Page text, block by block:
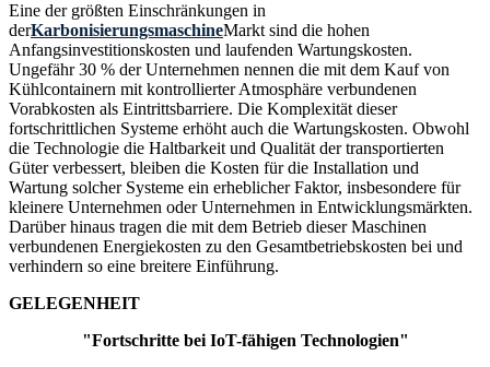
Eine der größten Einschränkungen in
derKarbonisierungsmaschineMarkt sind die hohen
Anfangsinvestitionskosten und laufenden Wartungskosten.
Ungefähr 30 % der Unternehmen nennen die mit dem Kauf von
Kühlcontainern mit kontrollierter Atmosphäre verbundenen
Vorabkosten als Eintrittsbarriere. Die Komplexität dieser
fortschrittlichen Systeme erhöht auch die Wartungskosten. Obwohl
die Technologie die Haltbarkeit und Qualität der transportierten
Güter verbessert, bleiben die Kosten für die Installation und
Wartung solcher Systeme ein erheblicher Faktor, insbesondere für
kleinere Unternehmen oder Unternehmen in Entwicklungsmärkten.
Darüber hinaus tragen die mit dem Betrieb dieser Maschinen
verbundenen Energiekosten zu den Gesamtbetriebskosten bei und
verhindern so eine breitere Einführung.
GELEGENHEIT
"Fortschritte bei IoT-fähigen Technologien"